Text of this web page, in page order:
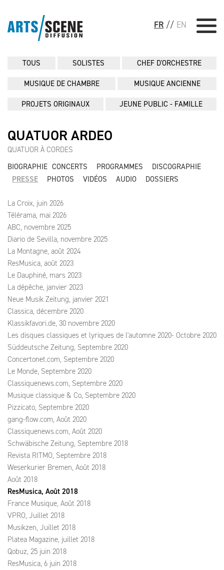
FR // EN
TOUS SOLISTES CHEF D'ORCHESTRE
MUSIQUE DE CHAMBRE MUSIQUE ANCIENNE
PROJETS ORIGINAUX JEUNE PUBLIC - FAMILLE
QUATUOR ARDEO
QUATUOR À CORDES
BIOGRAPHIE CONCERTS PROGRAMMES
DISCOGRAPHIE
PRESSE
PHOTOS VIDÉOS AUDIO DOSSIERS
La Croix, juin 2026
Télérama, mai 2026
ABC, novembre 2025
Diario de Sevilla, novembre 2025
La Montagne, août 2024
ResMusica, août 2023
Le Dauphiné, mars 2023
La dépêche, janvier 2023
Neue Musik Zeitung, janvier 2021
Classica, décembre 2020
Klassikfavori.de, 30 novembre 2020
Les disques classiques et lyriques de l'automne 2020- Octobre 2020
Süddeutsche Zeitung, Septembre 2020
Concertonet.com, Septembre 2020
Le Monde, Septembre 2020
Classiquenews.com, Septembre 2020
Musique classique & Co, Septembre 2020
Pizzicato, Septembre 2020
gang-flow.com, Août 2020
Classiquenews.com, Août 2020
Schwäbische Zeitung, Septembre 2018
Revista RITMO, Septembre 2018
Weserkurier Bremen, Août 2018
Août 2018
ResMusica, Août 2018
France Musique, Août 2018
VPRO, Juillet 2018
Musikzen, Juillet 2018
Platea Magazine, juillet 2018
Qobuz, 25 juin 2018
ResMusica, 6 juin 2018